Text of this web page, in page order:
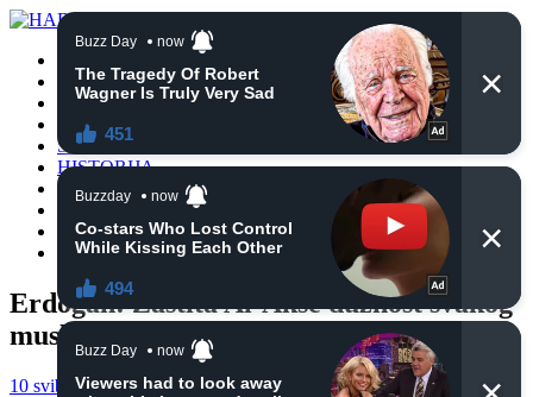
VIJESTI
BIH
TURSKA
SVIJET
HISTORIJA
RELIGIJA
ZANIMLJIVOSTI
CRNA HRONIKA
OBAVIJESTI
Erdogan: Zaštita Al-Akse dužnost svakog
muslimana
10 svibnja, 2021 haberhana RELIGIJA